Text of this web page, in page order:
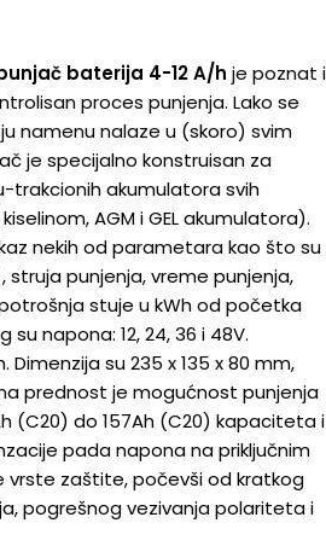
baterija 4-12 A/h je poznat i
proces punjenja. Lako se
namenu nalaze u (skoro) svim
je specijalno konstruisan za
trakcionih akumulatora svih
AGM i GEL akumulatora).
nekih od parametara kao što su
struja punjenja, vreme punjenja,
stuje u kWh od početka
napona: 12, 24, 36 i 48V.
Dimenzija su 235 x 135 x 80 mm,
prednost je mogućnost punjenja
(C20) do 157Ah (C20) kapaciteta i
pada napona na priključnim
vrste zaštite, počevši od kratkog
pogrešnog vezivanja polariteta i